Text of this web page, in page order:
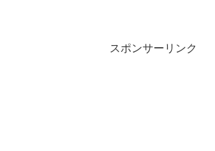
スポンサーリンク